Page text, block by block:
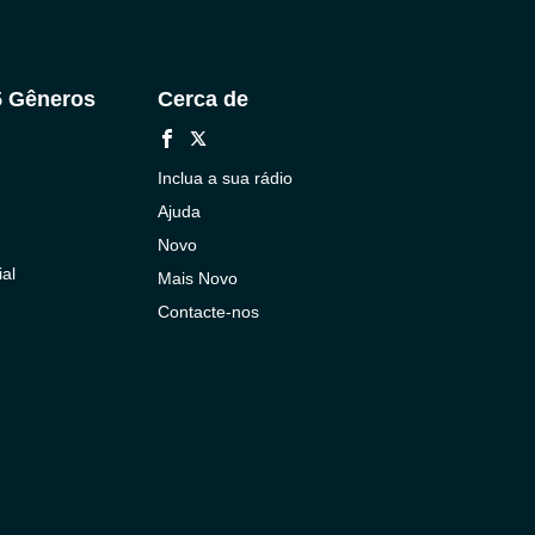
Gêneros Cerca de
Inclua a sua rádio
Ajuda
Novo
Mais Novo
Contacte-nos